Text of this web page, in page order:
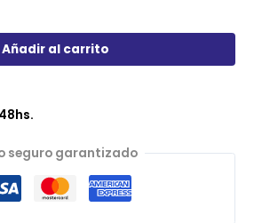
Añadir al carrito
seguro garantizado